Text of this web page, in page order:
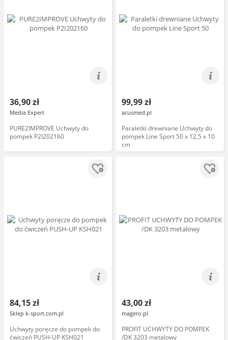
36,90 zł
Media Expert
PURE2IMPROVE Uchwyty do
pompek P2I202160
99,99 zł
acusmed.pl
Paraletki drewniane Uchwyty do
pompek Line Sport 50 x 12,5 x 10
cm
84,15 zł
Sklep k-sport.com.pl
Uchwyty poręcze do pompek do
ćwiczeń PUSH-UP KSH021
43,00 zł
magero.pl
PROFIT UCHWYTY DO POMPEK
/DK 3203 metalowy